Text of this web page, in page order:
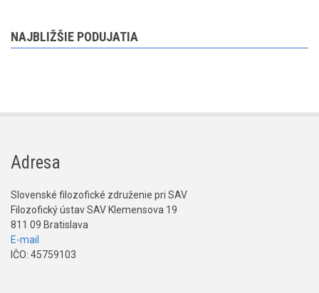
NAJBLIŽŠIE PODUJATIA
Adresa
Slovenské filozofické združenie pri SAV
Filozofický ústav SAV Klemensova 19
811 09 Bratislava
E-mail
IČO: 45759103